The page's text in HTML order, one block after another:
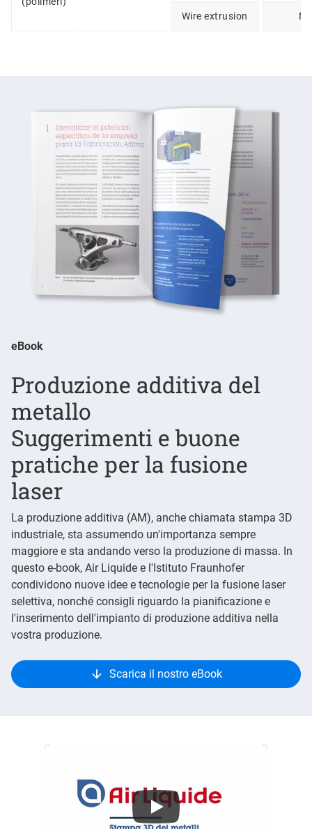
Wire extrusion
N/
eBook
Produzione additiva del
metallo
Suggerimenti e buone
pratiche per la fusione
laser
La produzione additiva (AM), anche chiamata stampa 3D
industriale, sta assumendo un'importanza sempre
maggiore e sta andando verso la produzione di massa. In
questo e-book, Air Liquide e l'Istituto Fraunhofer
condividono nuove idee e tecnologie per la fusione laser
selettiva, nonché consigli riguardo la pianificazione e
l'inserimento dell'impianto di produzione additiva nella
vostra produzione.
Scarica il nostro eBook